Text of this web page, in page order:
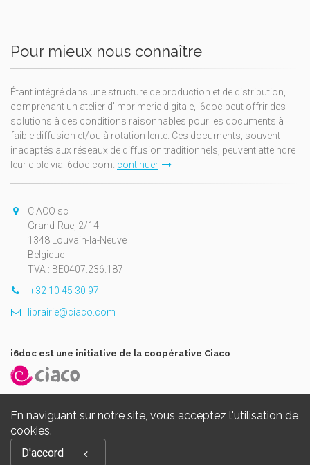
En naviguant sur notre site, vous acceptez l'utilisation de
cookies.
D'accord
Pour mieux nous connaître
Étant intégré dans une structure de production et de distribution,
comprenant un atelier d'imprimerie digitale, i6doc peut offrir des
solutions à des conditions raisonnables pour les documents à
faible diffusion et/ou à rotation lente. Ces documents, souvent
inadaptés aux réseaux de diffusion traditionnels, peuvent atteindre
leur cible via i6doc.com. continuer
CIACO sc
Grand-Rue, 2/14
1348 Louvain-la-Neuve
Belgique
TVA : BE0407.236.187
+32 10 45 30 97
librairie@ciaco.com
i6doc est une initiative de la coopérative Ciaco